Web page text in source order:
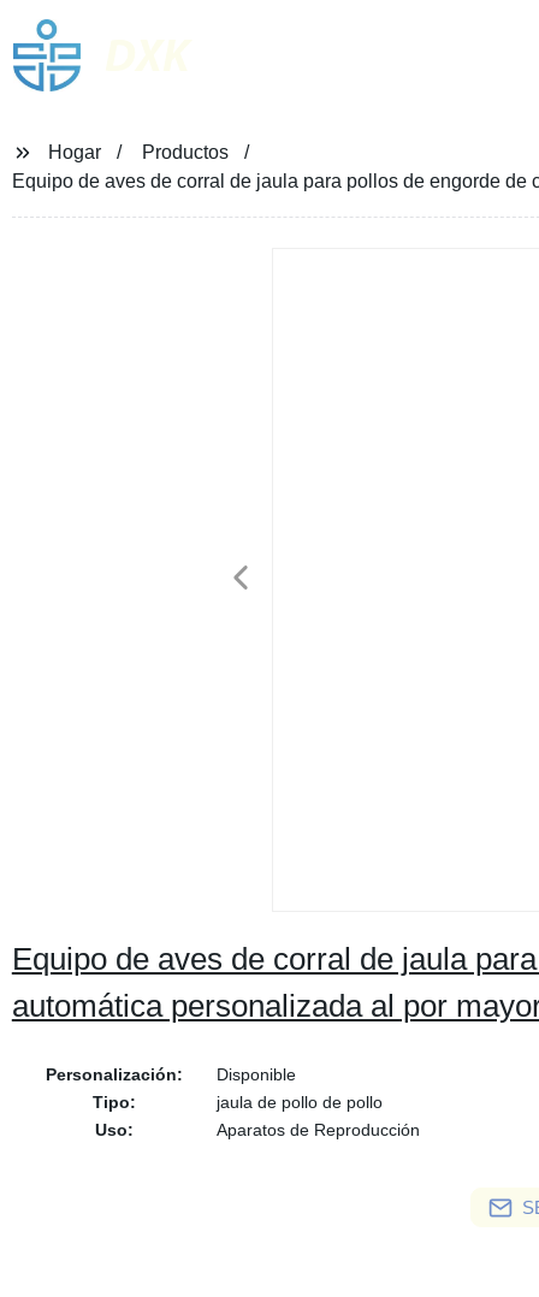
Hogar
Productos
Equipo de aves de corral de jaula para pollos de engorde
Equipo de aves de corral de jaula
automática personalizada al por
Personalización:
Disponible
Tipo:
jaula de pollo de pollo
Uso:
Aparatos de Reproducción